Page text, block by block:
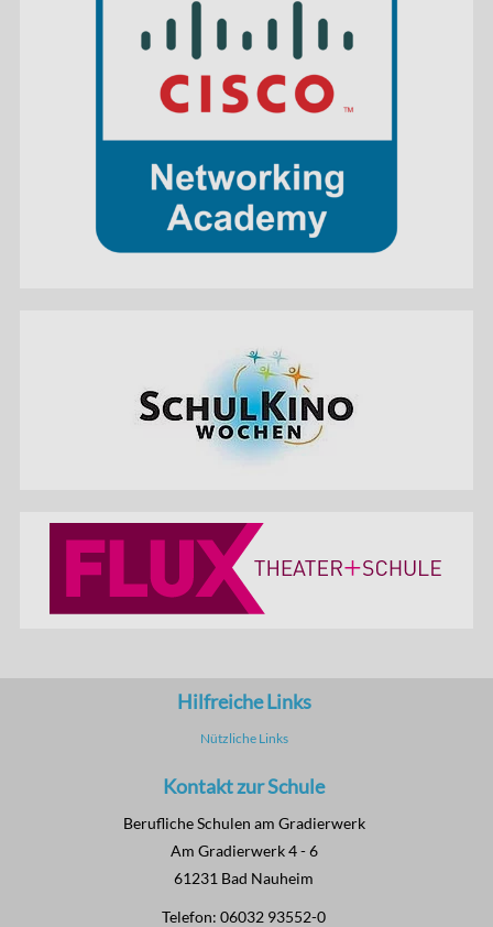
Hilfreiche Links
Nützliche Links
Kontakt zur Schule
Berufliche Schulen am Gradierwerk
Am Gradierwerk 4 - 6
61231 Bad Nauheim
Telefon: 06032 93552-0